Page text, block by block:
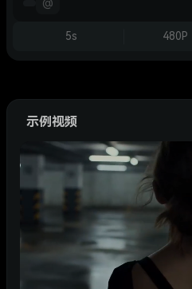
@
5s 480P
示例视频